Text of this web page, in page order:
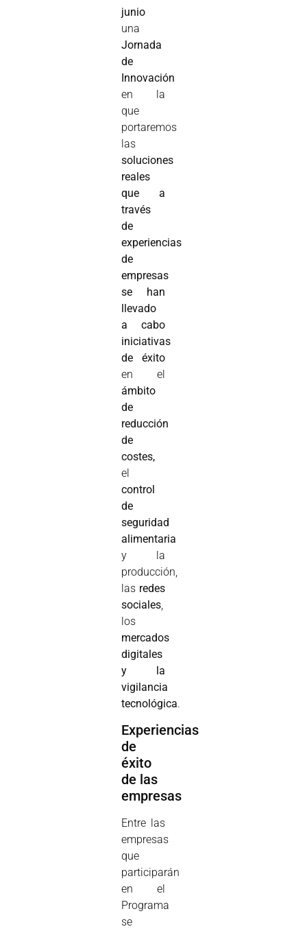
junio
una
Jornada
de
Innovación
en la
que
portaremos
las
soluciones
reales
que a
través
de
experiencias
de
empresas
se han
llevado
a cabo
iniciativas
de éxito
en el
ámbito
de
reducción
de
costes,
el
control
de
seguridad
alimentaria
y la
producción,
las redes
sociales,
los
mercados
digitales
y la
vigilancia
tecnológica.
Experiencias
de
éxito
de las
empresas
Entre las
empresas
que
participarán
en el
Programa
se